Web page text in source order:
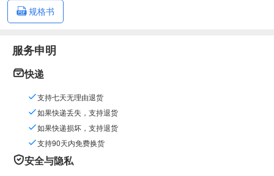
规格书
服务申明
快递
支持七天无理由退货
如果快递丢失，支持退货
如果快递损坏，支持退货
支持90天内免费换货
安全与隐私